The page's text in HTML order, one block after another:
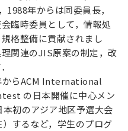
年からは同委員長，
臨時委員として，情報処
格整備に貢献されまし
関連のJIS原案の制定，改
からACM International
の日本開催に中心メン
初のアジア地区予選大会
するなど，学生のプログ